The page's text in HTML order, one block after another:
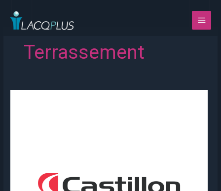
contenu
Terrassement